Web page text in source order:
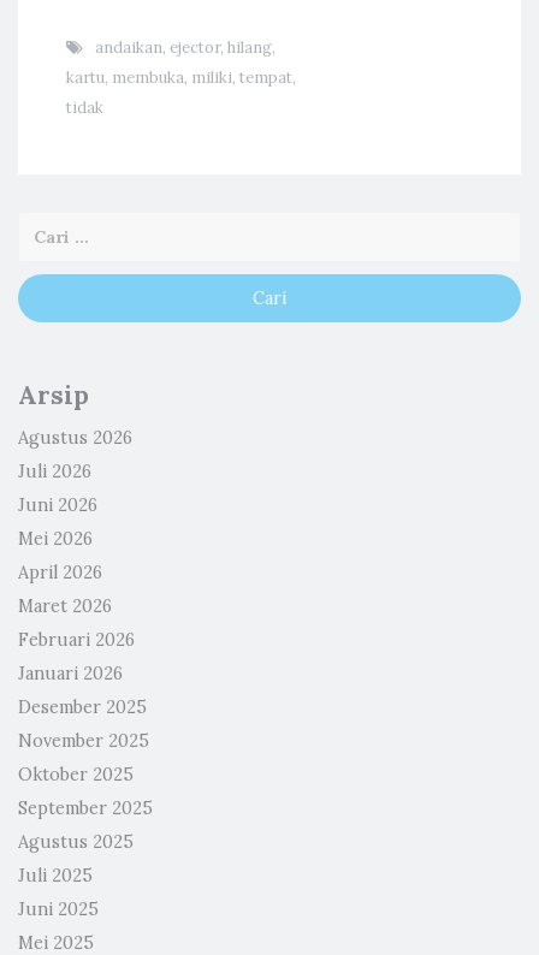
andaikan, ejector, hilang,
kartu, membuka, miliki, tempat,
tidak
Arsip
Agustus 2026
Juli 2026
Juni 2026
Mei 2026
April 2026
Maret 2026
Februari 2026
Januari 2026
Desember 2025
November 2025
Oktober 2025
September 2025
Agustus 2025
Juli 2025
Juni 2025
Mei 2025